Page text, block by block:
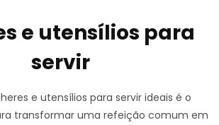
e utensílios para
servir
e utensílios para servirideais é o
transformar uma refeição comum em